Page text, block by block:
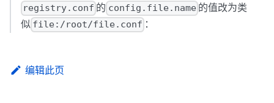
registry.conf 的 config.file.name 的值改为类
似 file:/root/file.conf ：
编辑此页